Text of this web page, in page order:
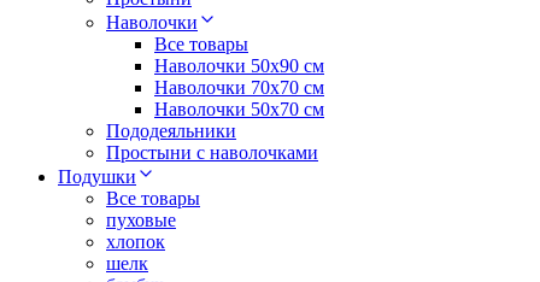
Наволочки
Все товары
Наволочки 50x90 см
Наволочки 70x70 cм
Наволочки 50х70 см
Пододеяльники
Простыни с наволочками
Подушки
Все товары
пуховые
хлопок
шелк